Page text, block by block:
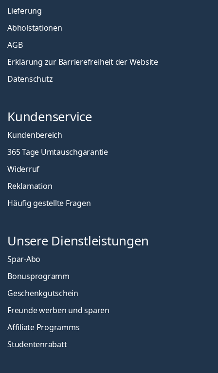
Lieferung
Abholstationen
AGB
Erklärung zur Barrierefreiheit der Website
Datenschutz
Kundenservice
Kundenbereich
365 Tage Umtauschgarantie
Widerruf
Reklamation
Häufig gestellte Fragen
Unsere Dienstleistungen
Spar-Abo
Bonusprogramm
Geschenkgutschein
Freunde werben und sparen
Affiliate Programms
Studentenrabatt